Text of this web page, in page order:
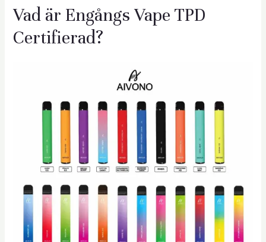
Vad är Engångs Vape TPD
Certifierad?